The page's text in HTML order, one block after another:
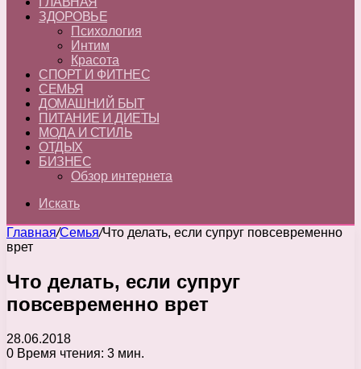
ЗДОРОВЬЕ
Психология
Интим
Красота
СПОРТ И ФИТНЕС
СЕМЬЯ
ДОМАШНИЙ БЫТ
ПИТАНИЕ И ДИЕТЫ
МОДА И СТИЛЬ
ОТДЫХ
БИЗНЕС
Обзор интернета
Искать
Главная/Семья/Что делать, если супруг повсевременно
врет
Что делать, если супруг
повсевременно врет
28.06.2018
0 Время чтения: 3 мин.